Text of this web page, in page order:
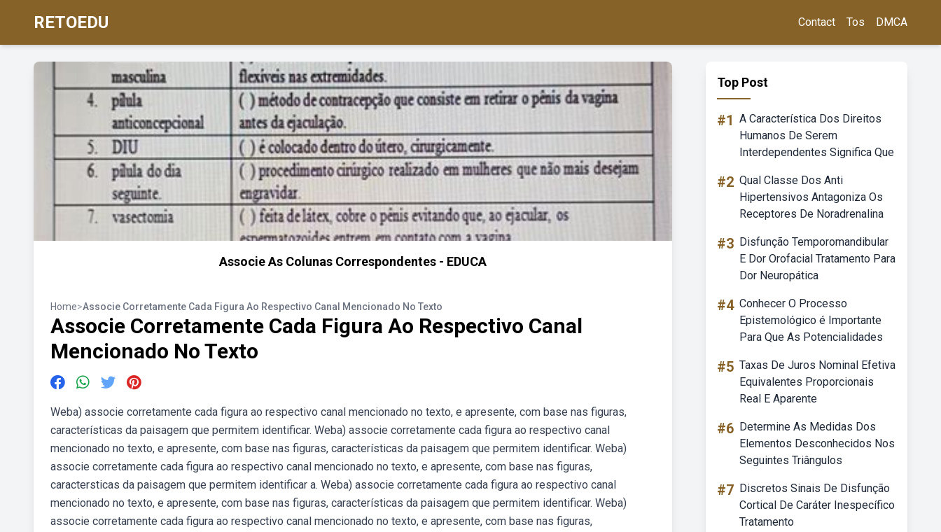
RETOEDU Contact Tos DMCA
Associe As Colunas Correspondentes - EDUCA
Home>Associe Corretamente Cada Figura Ao Respectivo Canal Mencionado No Texto
Associe Corretamente Cada Figura Ao Respectivo Canal
Mencionado No Texto
Weba) associe corretamente cada figura ao respectivo canal mencionado no texto, e apresente, com base nas figuras,
características da paisagem que permitem identificar. Weba) associe corretamente cada figura ao respectivo canal
mencionado no texto, e apresente, com base nas figuras, características da paisagem que permitem identificar. Weba)
associe corretamente cada figura ao respectivo canal mencionado no texto, e apresente, com base nas figuras,
caractersticas da paisagem que permitem identificar a. Weba) associe corretamente cada figura ao respectivo canal
mencionado no texto, e apresente, com base nas figuras, características da paisagem que permitem identificar. Weba)
associe corretamente cada figura ao respectivo canal mencionado no texto, e apresente, com base nas figuras,
Top Post
#1 A Característica Dos Direitos
Humanos De Serem
Interdependentes Significa Que
#2 Qual Classe Dos Anti
Hipertensivos Antagoniza Os
Receptores De Noradrenalina
#3 Disfunção Temporomandibular
E Dor Orofacial Tratamento Para
Dor Neuropática
#4 Conhecer O Processo
Epistemológico é Importante
Para Que As Potencialidades
#5 Taxas De Juros Nominal Efetiva
Equivalentes Proporcionais
Real E Aparente
#6 Determine As Medidas Dos
Elementos Desconhecidos Nos
Seguintes Triângulos
#7 Discretos Sinais De Disfunção
Cortical De Caráter Inespecífico
Tratamento